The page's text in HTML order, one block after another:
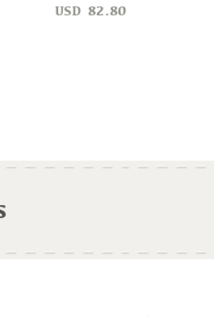
USD 82.80